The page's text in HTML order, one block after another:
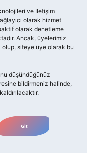
ve İletişim
olarak hizmet
olarak denetleme
Ancak, üyelerimiz
olup, siteye üye olarak bu
düşündüğünüz
bildirmeniz halinde,